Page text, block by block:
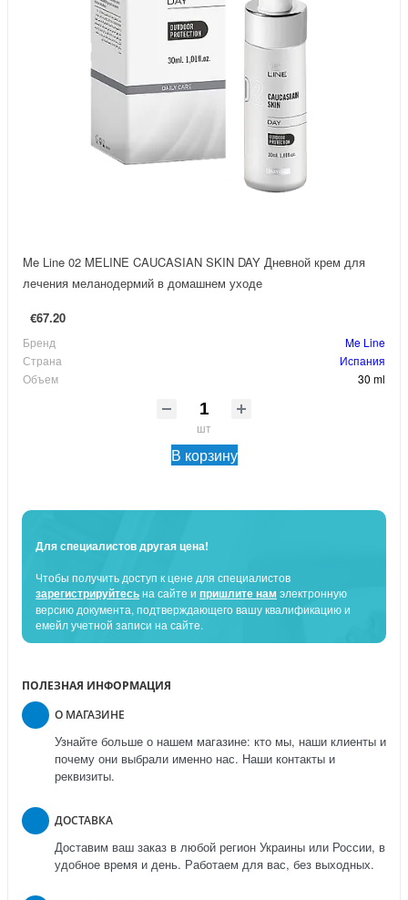
Me Line 02 MELINE CAUCASIAN SKIN DAY Дневной крем для
лечения меланодермий в домашнем уходе
€67.20
Бренд
Me Line
Страна
Испания
Объем
30 ml
шт
В корзину
Для специалистов другая цена!
Чтобы получить доступ к цене для специалистов
зарегистрируйтесьна сайте и пришлите нам электронную
версию документа, подтверждающего вашу квалификацию и
емейл учетной записи на сайте.
ПОЛЕЗНАЯ ИНФОРМАЦИЯ
О МАГАЗИНЕ
Узнайте больше о нашем магазине: кто мы, наши клиенты и
почему они выбрали именно нас. Наши контакты и
реквизиты.
ДОСТАВКА
Доставим ваш заказ в любой регион Украины или России, в
удобное время и день. Работаем для вас, без выходных.